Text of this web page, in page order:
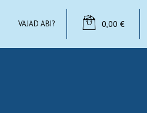
VAJAD ABI? YOUR CART
0,00 €